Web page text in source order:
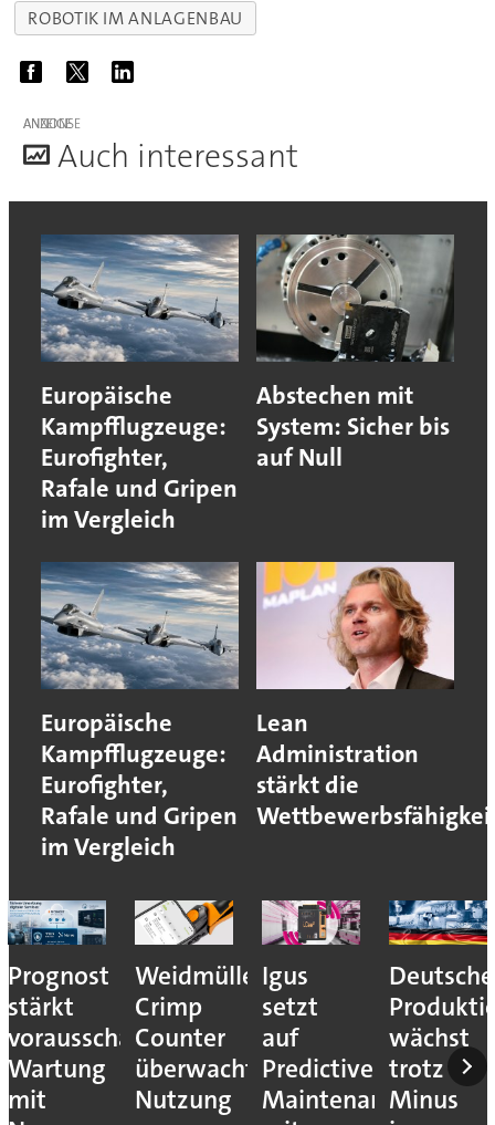
ROBOTIK IM ANLAGENBAU
ANZEIGE
Auch interessant
Europäische
Kampfflugzeuge:
Eurofighter,
Rafale und Gripen
im Vergleich
Abstechen mit
System: Sicher bis
auf Null
Europäische
Kampfflugzeuge:
Eurofighter,
Rafale und Gripen
im Vergleich
Lean
Administration
stärkt die
Prognost
stärkt
vorausschauende
Wartung
mit
Weidmüller:
Crimp
Counter
überwacht
Nutzung
Igus
setzt
auf
Predictive
Maintenance
Deutsche
wächst
trotz
Minus